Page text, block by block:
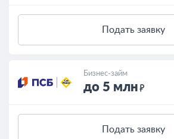
Подать заявку
Бизнес-займ
до 5 млн
Подать заявку